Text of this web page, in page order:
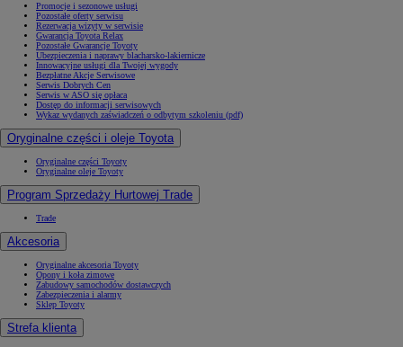
Promocje i sezonowe usługi
Pozostałe oferty serwisu
Rezerwacja wizyty w serwisie
Gwarancja Toyota Relax
Pozostałe Gwarancje Toyoty
Ubezpieczenia i naprawy blacharsko-lakiernicze
Innowacyjne usługi dla Twojej wygody
Bezpłatne Akcje Serwisowe
Serwis Dobrych Cen
Serwis w ASO się opłaca
Dostęp do informacji serwisowych
Wykaz wydanych zaświadczeń o odbytym szkoleniu (pdf)
Oryginalne części i oleje Toyota
Oryginalne części Toyoty
Oryginalne oleje Toyoty
Program Sprzedaży Hurtowej Trade
Trade
Akcesoria
Oryginalne akcesoria Toyoty
Opony i koła zimowe
Zabudowy samochodów dostawczych
Zabezpieczenia i alarmy
Sklep Toyoty
Strefa klienta